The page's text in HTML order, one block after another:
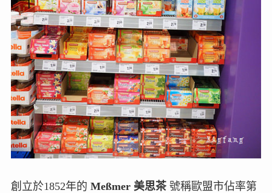
創立於1852年的 Meßmer 美思茶號稱歐盟市佔率第